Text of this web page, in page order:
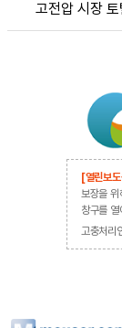
고전압 시장
[열린보
보장을 위
창구를 열
고충처